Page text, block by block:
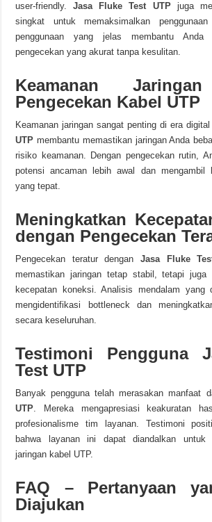
user-friendly.Jasa Fluke Test UTPjuga
singkat untuk memaksimalkan
penggunaan yang jelas membantu Anda
pengecekan yang akurat tanpa kesulitan.
Keamanan
Pengecekan Kabel UTP
Keamanan jaringan sangat penting di era
UTP membantu memastikan jaringan Anda
risiko keamanan. Dengan pengecekan rutin,
potensi ancaman lebih awal dan mengambil
yang tepat.
Meningkatkan
dengan Pengecekan
Pengecekan teratur dengan Jasa Fluke
memastikan jaringan tetap stabil, tetapi juga
kecepatan koneksi. Analisis mendalam yang
mengidentifikasi bottleneck dan
secara keseluruhan.
Testimoni Pengguna
Test UTP
Banyak pengguna telah merasakan manfaat
UTP. Mereka mengapresiasi keakuratan
profesionalisme tim layanan. Testimoni
bahwa layanan ini dapat diandalkan untuk
jaringan kabel UTP.
FAQ – Pertanyaan
Diajukan